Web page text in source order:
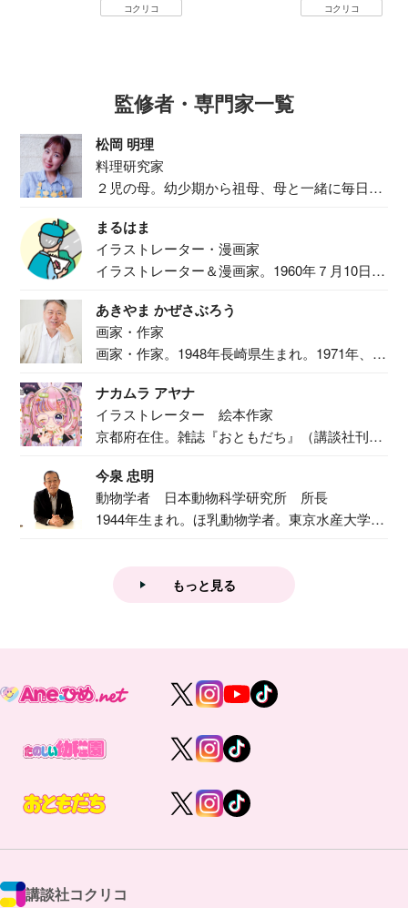
コクリコ コクリコ
監修者・専門家一覧
松岡 明理
料理研究家
２児の母。幼少期から祖母、母と一緒に毎日の
まるはま
イラストレーター・漫画家
イラストレーター＆漫画家。1960年７月10日生
あきやま かぜさぶろう
画家・作家
画家・作家。1948年長崎県生まれ。1971年、
ナカムラ アヤナ
イラストレーター 絵本作家
京都府在住。雑誌『おともだち』（講談社刊）
今泉 忠明
動物学者 日本動物科学研究所 所長
1944年生まれ。ほ乳動物学者。東京水産大学卒
もっと見る
講談社コクリコ